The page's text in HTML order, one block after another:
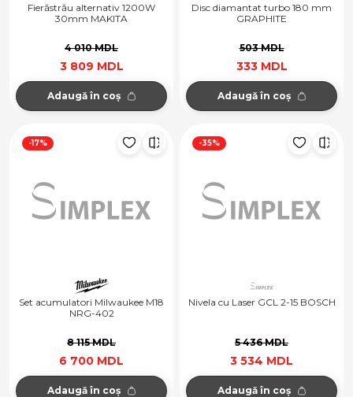
Fierăstrău alternativ 1200W
30mm MAKITA
4 010 MDL
3 809 MDL
Adaugă în coș
Disc diamantat turbo 180 mm
GRAPHITE
503 MDL
333 MDL
Adaugă în coș
-17%
Set acumulatori Milwaukee M18
NRG-402
8 115 MDL
6 700 MDL
Adaugă în coș
-35%
Nivela cu Laser GCL 2-15 BOSCH
5 436 MDL
3 534 MDL
Adaugă în coș